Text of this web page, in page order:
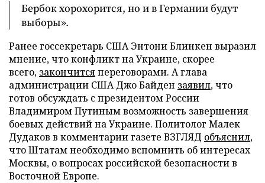
Бербок хорохорится, но и в Германии будут
выборы».
Ранее госсекретарь США Энтони Блинкен выразил
мнение, что конфликт на Украине, скорее
всего, закончитсяпереговорами. А глава
администрации США Джо Байден заявил, что
готов обсуждать с президентом России
Владимиром Путиным возможность завершения
боевых действий на Украине. Политолог Малек
Дудаков в комментарии газете ВЗГЛЯД объяснил,
что Штатам необходимо вспомнить об интересах
Москвы, о вопросах российской безопасности в
Восточной Европе.